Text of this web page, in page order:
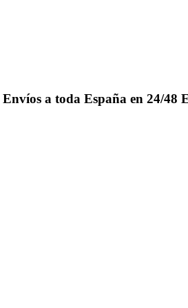
Envíos a toda España en 24/48